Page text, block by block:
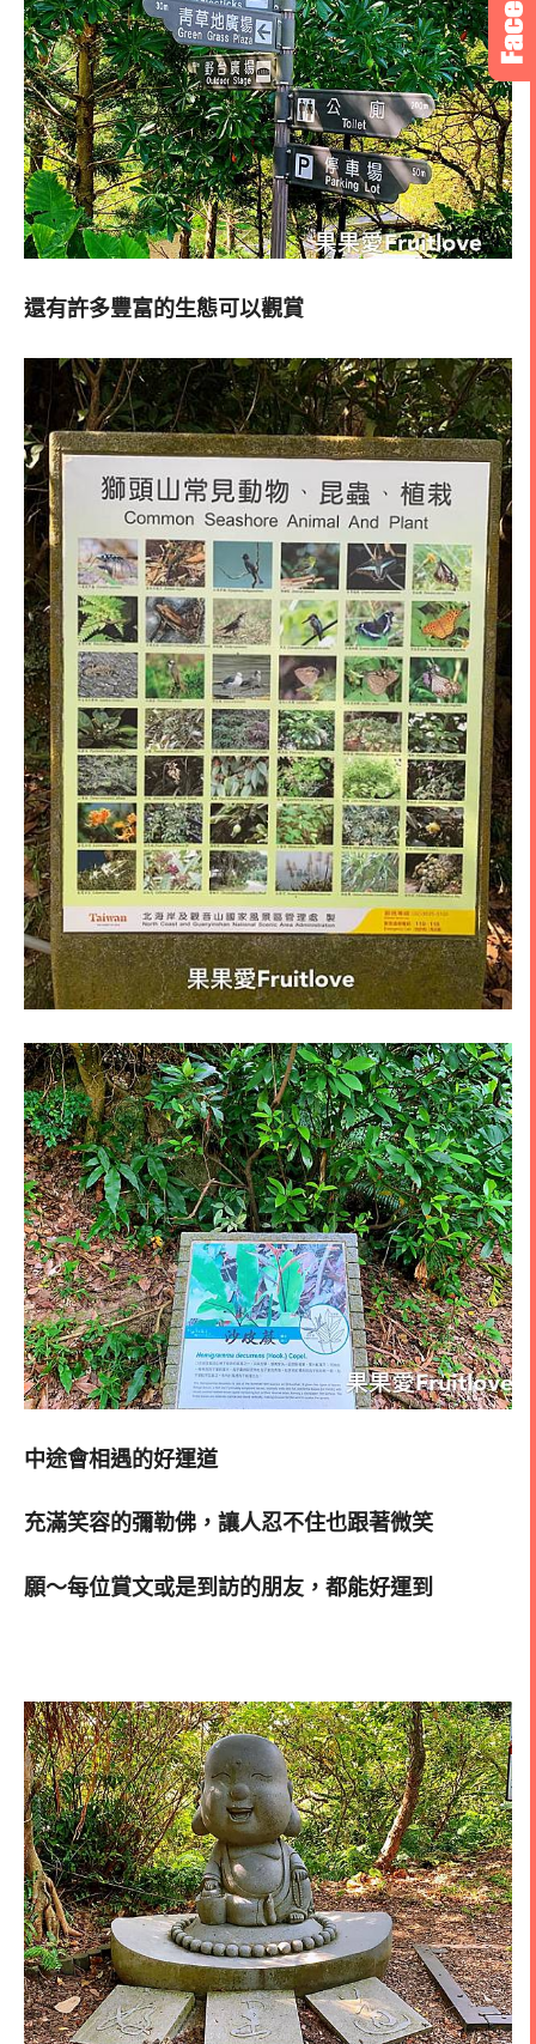
還有許多豐富的生態可以觀賞
中途會相遇的好運道
充滿笑容的彌勒佛，讓人忍不住也跟著微笑
願～每位賞文或是到訪的朋友，都能好運到